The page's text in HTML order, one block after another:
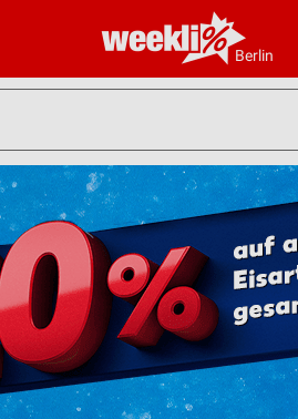
Berlin